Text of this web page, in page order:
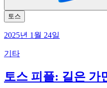
토스
2025년 1월 24일
기타
토스 피플: 길은 가